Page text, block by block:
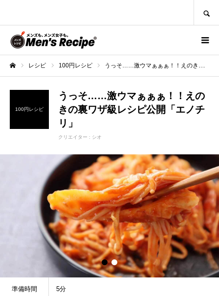
レシピ 100円レシピ うっそ……激ウマぁぁぁ！！えのきの裏ワザ級レシピ公開「エノチリ」
100円レシピ
うっそ……激ウマぁぁぁ！！えの
きの裏ワザ級レシピ公開「エノチ
リ」
クリエイター : シオ
準備時間 5分